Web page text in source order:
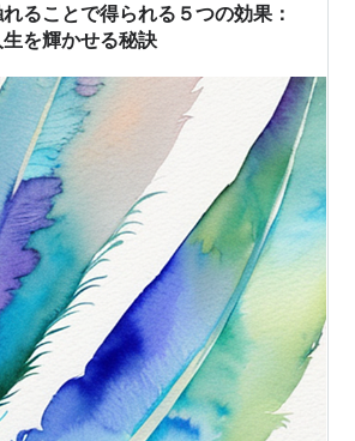
将棋会館に毎日通い、過去の戦いを
研鑽を積んでいる…
ることで得られる５つの効果：
を輝かせる秘訣